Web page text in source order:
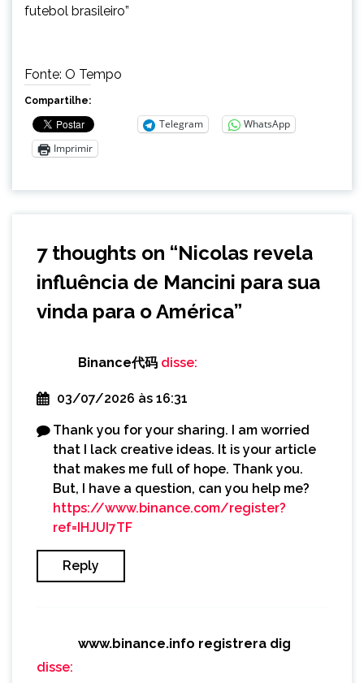
futebol brasileiro”
Fonte: O Tempo
Compartilhe:
Telegram
WhatsApp
Imprimir
7 thoughts on “Nicolas revela
influência de Mancini para sua
vinda para o América”
Binance代码 disse:
03/07/2026 às 16:31
Thank you for your sharing. I am worried
that I lack creative ideas. It is your article
that makes me full of hope. Thank you.
But, I have a question, can you help me?
https://www.binance.com/register?
ref=IHJUI7TF
Reply
www.binance.info registrera dig
disse: